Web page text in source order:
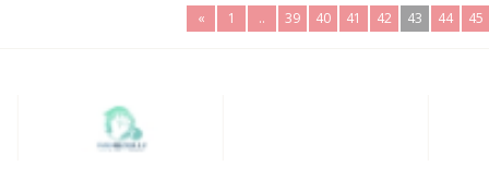
« 1 .. 39 40 41 42 43 44 45